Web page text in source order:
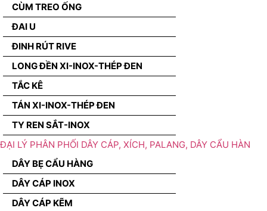
CÙM TREO ỐNG
ĐAI U
ĐINH RÚT RIVE
LONG ĐỀN XI-INOX-THÉP ĐEN
TẮC KÊ
TÁN XI-INOX-THÉP ĐEN
TY REN SẮT-INOX
ĐẠI LÝ PHÂN PHỐI DÂY CÁP, XÍCH, PALANG, DÂY CẨU HÀN
DÂY BẸ CẨU HÀNG
DÂY CÁP INOX
DÂY CÁP KẼM